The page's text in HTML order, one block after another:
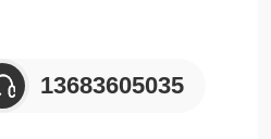
13683605035